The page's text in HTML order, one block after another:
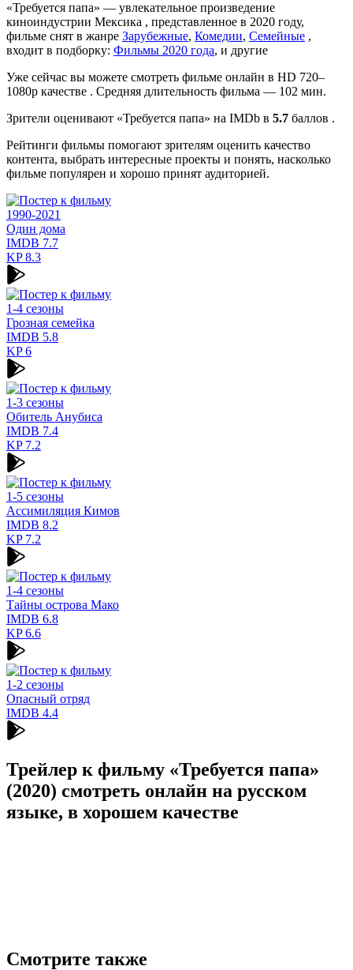
«Требуется папа» — увлекательное произведение
киноиндустрии Мексика , представленное в 2020 году,
фильме снят в жанре Зарубежные, Комедии, Семейные ,
входит в подборку: Фильмы 2020 года, и другие
Уже сейчас вы можете смотреть фильме онлайн в HD 720–
1080p качестве . Средняя длительность фильма — 102 мин.
Зрители оценивают «Требуется папа» на IMDb в 5.7 баллов .
Рейтинги фильмы помогают зрителям оценить качество
контента, выбрать интересные проекты и понять, насколько
фильме популярен и хорошо принят аудиторией.
1990-2021
Один дома
IMDB 7.7
KP8.3
1-4 сезоны
Грозная семейка
IMDB 5.8
KP6
1-3 сезоны
Обитель Анубиса
IMDB 7.4
KP7.2
1-5 сезоны
Ассимиляция Кимов
IMDB 8.2
KP7.2
1-4 сезоны
Тайны острова Мако
IMDB 6.8
KP6.6
1-2 сезоны
Опасный отряд
IMDB 4.4
Трейлер к фильму «Требуется папа»
(2020) cмотреть онлайн на русском
языке, в хорошем качестве
Смотрите также